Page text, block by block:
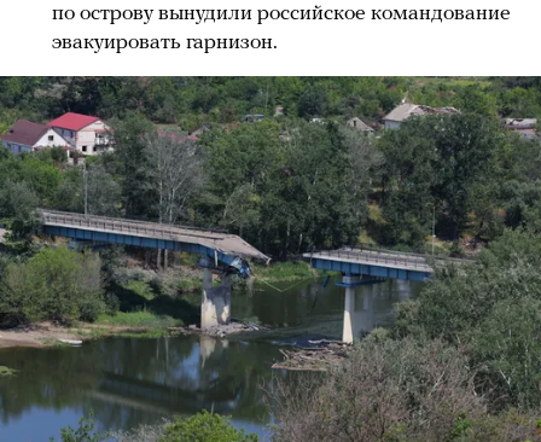
по острову вынудили российское командование
эвакуировать гарнизон.